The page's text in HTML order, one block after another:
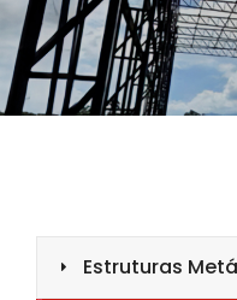
MENSAGEM *